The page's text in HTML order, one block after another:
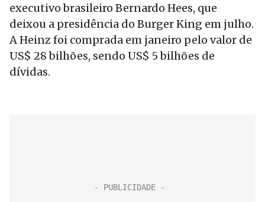
executivo brasileiro Bernardo Hees, que
deixou a presidência do Burger King em julho.
A Heinz foi comprada em janeiro pelo valor de
US$ 28 bilhões, sendo US$ 5 bilhões de
dívidas.